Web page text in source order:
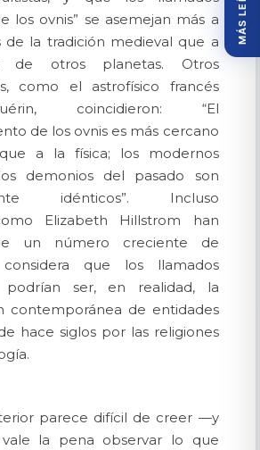
los ovnis” se asemejan más a
de la tradición medieval que a
de otros planetas. Otros
como el astrofísico francés
coincidieron: “El
de los ovnis es más cercano
a la física; los modernos
demonios del pasado son
idénticos”. Incluso
Elizabeth Hillstrom han
un número creciente de
considera que los llamados
podrían ser, en realidad, la
contemporánea de entidades
hace siglos por las religiones
parece difícil de creer —y
la pena observar lo que